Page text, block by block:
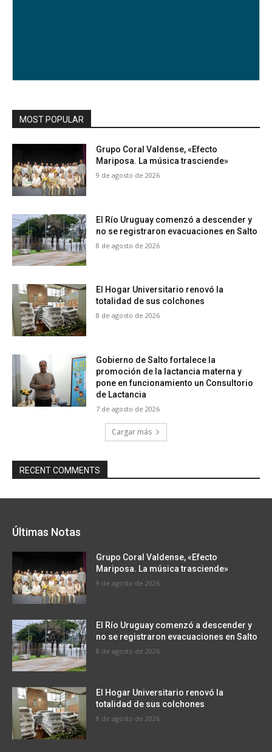
MOST POPULAR
Grupo Coral Valdense, «Efecto
Mariposa. La música trasciende»
9 de agosto de 2026
El Río Uruguay comenzó a descender y
no se registraron evacuaciones en Salto
8 de agosto de 2026
El Hogar Universitario renovó la
totalidad de sus colchones
8 de agosto de 2026
Gobierno de Salto fortalece la
promoción de la lactancia materna y
pone en funcionamiento un Consultorio
de Lactancia
7 de agosto de 2026
Cargar más
RECENT COMMENTS
Últimas Notas
Grupo Coral Valdense, «Efecto
Mariposa. La música trasciende»
9 de agosto de 2026
El Río Uruguay comenzó a descender y
no se registraron evacuaciones en Salto
8 de agosto de 2026
El Hogar Universitario renovó la
totalidad de sus colchones
8 de agosto de 2026